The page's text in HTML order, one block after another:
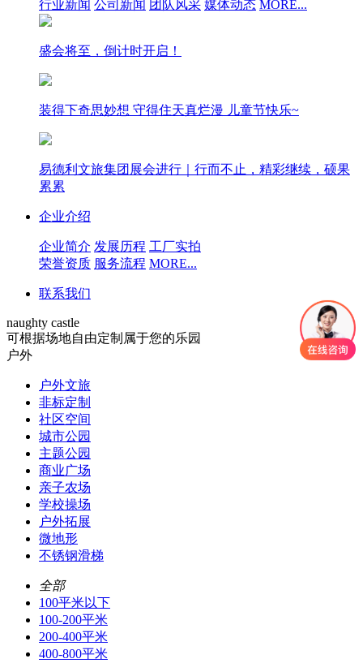
行业新闻 公司新闻 团队风采 媒体动态 MORE...
盛会将至，倒计时开启！
装得下奇思妙想 守得住天真烂漫 儿童节快乐~
易德利文旅集团展会进行｜行而不止，精彩继续，硕果
累累
企业介绍
企业简介 发展历程 工厂实拍
荣誉资质 服务流程 MORE...
联系我们
naughty castle
可根据场地自由定制属于您的乐园
户外
户外文旅
非标定制
社区空间
城市公园
主题公园
商业广场
亲子农场
学校操场
户外拓展
微地形
不锈钢滑梯
全部
100平米以下
100-200平米
200-400平米
400-800平米